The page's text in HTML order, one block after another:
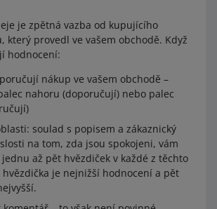
je zpětná vazba od kupujícího
který provedl ve vašem obchodě. Když
hodnocení:
nákup ve vašem obchodě –
nahoru (doporučují) nebo palec
soulad s popisem a zákaznický
na tom, zda jsou spokojeni, vám
až pět hvězdiček v každé z těchto
hvězdička je nejnižší hodnocení a pět